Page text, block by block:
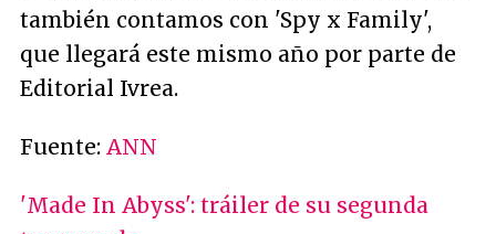
también contamos con 'Spy x Family',
que llegará este mismo año por parte de
Editorial Ivrea.
Fuente: ANN
'Made In Abyss': tráiler de su segunda